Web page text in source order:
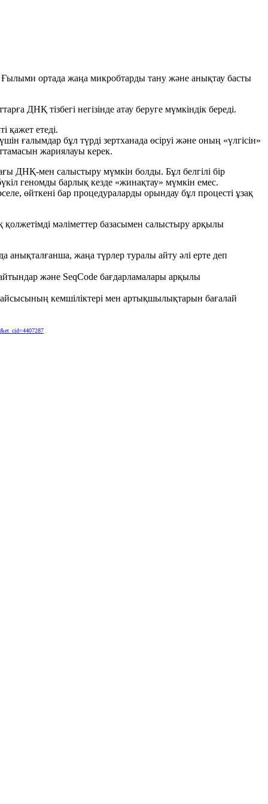
Ғылыми ортада жаңа микробтарды тану және анықтау басты
ДНҚ тізбегі негізінде атау беруге мүмкіндік береді.
қажет етеді.
ғалымдар бұл түрді зертханада өсіруі және оның «үлгісін»
жариялауы керек.
ДНҚ-мен салыстыру мүмкін болды. Бұл белгілі бір
геномды барлық кезде «жинақтау» мүмкін емес.
өйткені бар процедураларды орындау бұл процесті ұзақ
қолжетімді мәліметтер базасымен салыстыру арқылы
анықталғанша, жаңа түрлер туралы айту әлі ерте деп
және SeqCode бағдарламалары арқылы
кемшіліктері мен артықшылықтарын бағалай